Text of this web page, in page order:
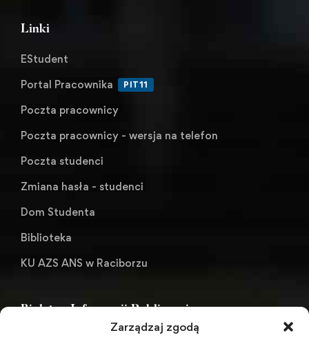
Zarządzaj zgodą
Linki
EStudent
Portal Pracownika
PIT11
Poczta pracownicy
Poczta pracownicy - wersja na telefon
Poczta studenci
Zmiana hasła - studenci
Dom Studenta
Biblioteka
KU AZS ANS w Raciborzu
Biuletyn Informacji Publicznej